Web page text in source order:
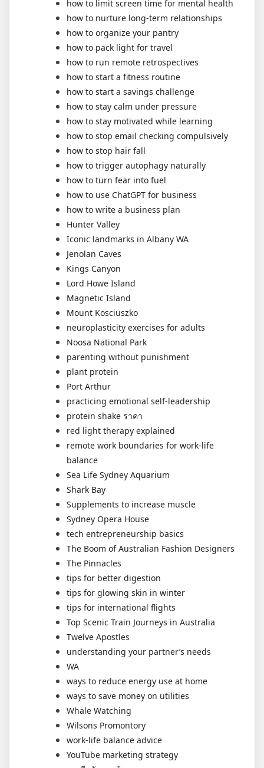
how to limit screen time for mental health
how to nurture long-term relationships
how to organize your pantry
how to pack light for travel
how to run remote retrospectives
how to start a fitness routine
how to start a savings challenge
how to stay calm under pressure
how to stay motivated while learning
how to stop email checking compulsively
how to stop hair fall
how to trigger autophagy naturally
how to turn fear into fuel
how to use ChatGPT for business
how to write a business plan
Hunter Valley
Iconic landmarks in Albany WA
Jenolan Caves
Kings Canyon
Lord Howe Island
Magnetic Island
Mount Kosciuszko
neuroplasticity exercises for adults
Noosa National Park
parenting without punishment
plant protein
Port Arthur
practicing emotional self-leadership
protein shake ราคา
red light therapy explained
remote work boundaries for work-life
balance
Sea Life Sydney Aquarium
Shark Bay
Supplements to increase muscle
Sydney Opera House
tech entrepreneurship basics
The Boom of Australian Fashion Designers
The Pinnacles
tips for better digestion
tips for glowing skin in winter
tips for international flights
Top Scenic Train Journeys in Australia
Twelve Apostles
understanding your partner’s needs
WA
ways to reduce energy use at home
ways to save money on utilities
Whale Watching
Wilsons Promontory
work-life balance advice
YouTube marketing strategy